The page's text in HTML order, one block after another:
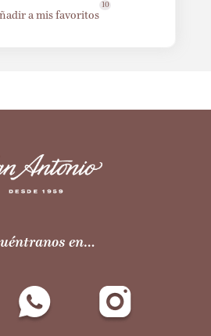
a mis favoritos
10
en…